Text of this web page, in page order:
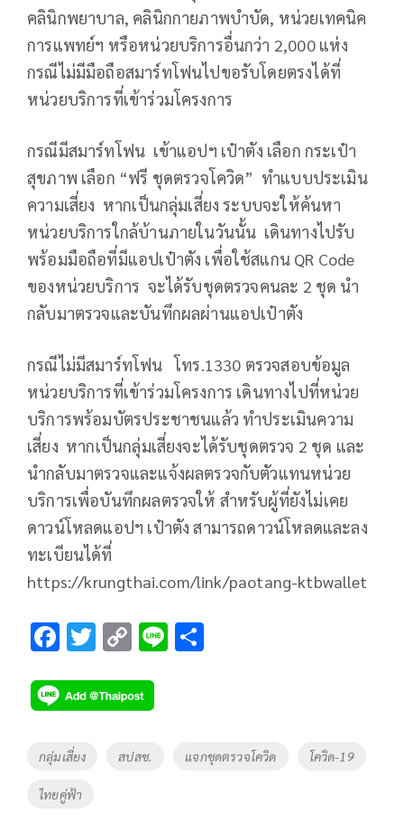
คลินิกพยาบาล, คลินิกกายภาพบำบัด, หน่วยเทคนิค
การแพทย์ฯ หรือหน่วยบริการอื่นกว่า 2,000 แห่ง
กรณีไม่มีมือถือสมาร์ทโฟนไปขอรับโดยตรงได้ที่
หน่วยบริการที่เข้าร่วมโครงการ
กรณีมีสมาร์ทโฟน เข้าแอปฯ เป๋าตัง เลือก กระเป๋า
สุขภาพ เลือก “ฟรี ชุดตรวจโควิด” ทำแบบประเมิน
ความเสี่ยง หากเป็นกลุ่มเสี่ยง ระบบจะให้ค้นหา
หน่วยบริการใกล้บ้านภายในวันนั้น เดินทางไปรับ
พร้อมมือถือที่มีแอปเป๋าตัง เพื่อใช้สแกน QR Code
ของหน่วยบริการ จะได้รับชุดตรวจคนละ 2 ชุด นำ
กลับมาตรวจและบันทึกผลผ่านแอปเป๋าตัง
กรณีไม่มีสมาร์ทโฟน โทร.1330 ตรวจสอบข้อมูล
หน่วยบริการที่เข้าร่วมโครงการ เดินทางไปที่หน่วย
บริการพร้อมบัตรประชาชนแล้ว ทำประเมินความ
เสี่ยง หากเป็นกลุ่มเสี่ยงจะได้รับชุดตรวจ 2 ชุด และ
นำกลับมาตรวจและแจ้งผลตรวจกับตัวแทนหน่วย
บริการเพื่อบันทึกผลตรวจให้ สำหรับผู้ที่ยังไม่เคย
ดาวน์โหลดแอปฯ เป๋าตัง สามารถดาวน์โหลดและลง
ทะเบียนได้ที่
https://krungthai.com/link/paotang-ktbwallet
F
e
b
o
o
k
T
tt
er
C
p
y
Li
Li
Tags
กลุ่มเสี่ยง สปสช. แจกชุดตรวจโควิด โควิด-19
ไทยคู่ฟ้า